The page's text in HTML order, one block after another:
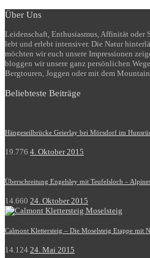
Über Uns
Leidenschaft, Enthusiasmus, Affinität oder
lebt und erlebt intensiver. Die Natur
möchten wir euch unsere Impressionen
bloggen wir unsere ganz persönlichen
Bergtouren, Joggen oder mit dem
Beliebteste Beiträge
Hängeseilbrücke Geierlay bei Mörsdorf im
19.776 4. Oktober 2015
Überschreitung Engelsley mit Teufelsloch –
14.660 24. Oktober 2015
Calmont Klettersteig – Die Moselsteig Etappe mit
14.124 24. Mai 2015